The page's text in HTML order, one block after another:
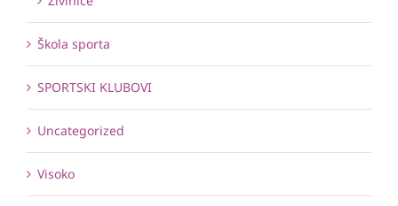
Škola sporta
SPORTSKI KLUBOVI
Uncategorized
Visoko